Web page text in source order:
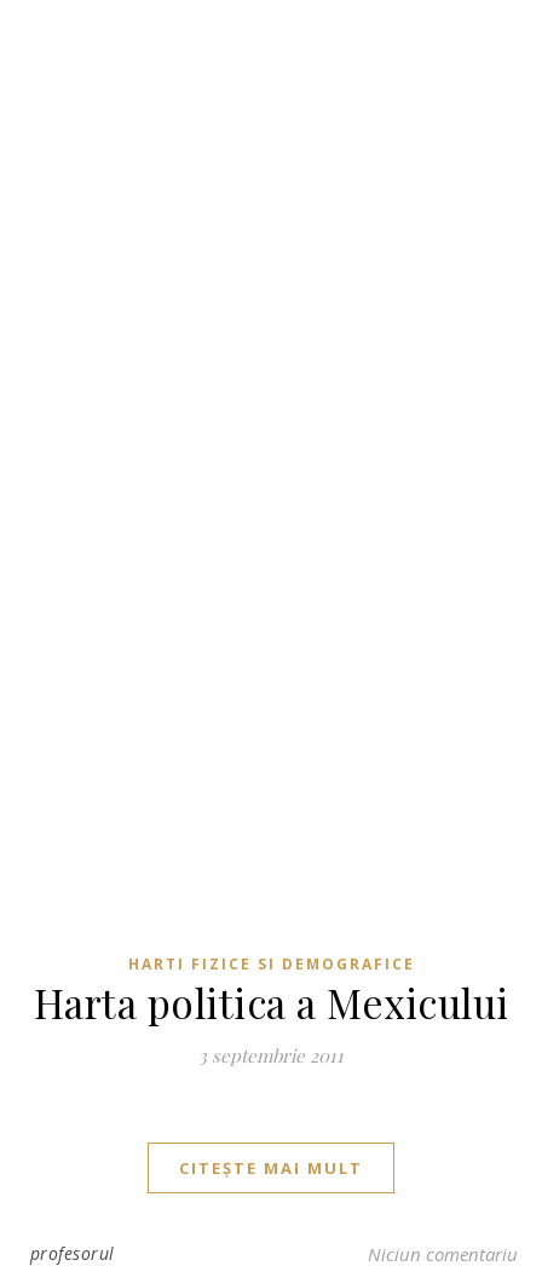
HARTI FIZICE SI DEMOGRAFICE
Harta politica a Mexicului
3 septembrie 2011
CITEȘTE MAI MULT
profesorul Niciun comentariu